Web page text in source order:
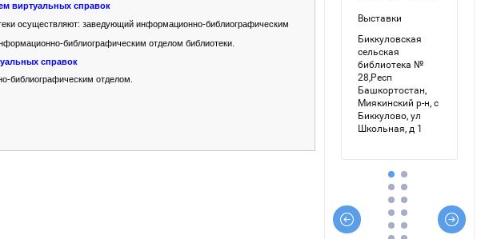
виртуальных справок
осуществляют: заведующий информационно-библиографическим
библиографическим отделом библиотеки.
справок
библиографическим отделом.